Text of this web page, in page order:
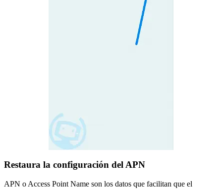
Restaura la configuración del APN
APN o Access Point Name son los datos que facilitan que el